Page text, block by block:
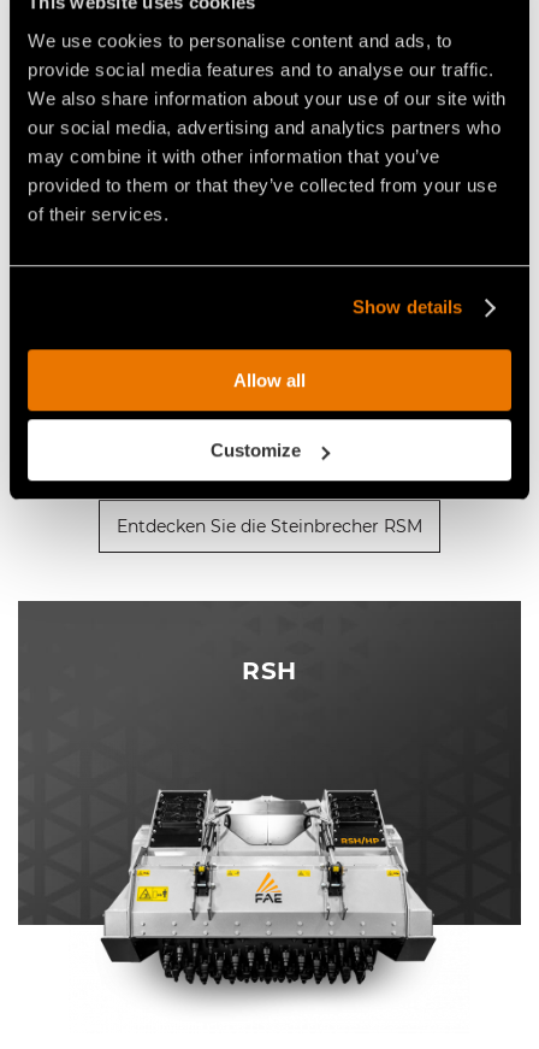
We use cookies to personalise content and ads, to
provide social media features and to analyse our traffic.
We also share information about your use of our site with
our social media, advertising and analytics partners who
may combine it with other information that you’ve
provided to them or that they’ve collected from your use
of their services.
Show details
Allow all
Customize
Steinbrecher für Traktoren von 200 bis 360 PS.
von 200 bis 360 PS
Ø 50 cm max
MAXIMALE ARBEITSTIEFE
Entdecken Sie die Steinbrecher RSM
RSH